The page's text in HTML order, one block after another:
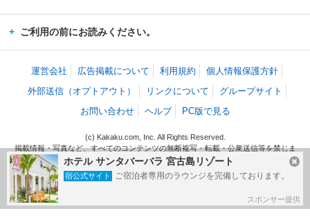
ホテル サンタバーバラ 宮古島リゾート
宿公式サイト ご宿泊者専用のラウンジを完備しております。
スポンサー提供
ご利用の前にお読みください。
運営会社 広告掲載について 利用規約
個人情報保護方針
外部送信（オプトアウト）
リンクについて
グループサイト
お問い合わせ
ヘルプ PC版で見る
(c) Kakaku.com, Inc. All Rights Reserved.
掲載情報・写真など、すべてのコンテンツの無断複写・転載・公衆送信等を禁じま
す。